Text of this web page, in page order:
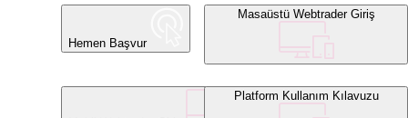
Hemen Başvur
Masaüstü Webtrader Giriş
Platform Kullanım Kılavuzu